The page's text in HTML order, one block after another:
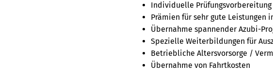
Individuelle Prüfungsvorbereitung
Prämien für sehr gute Leistungen
Übernahme spannender Azubi-
Spezielle Weiterbildungen für
Betriebliche Altersvorsorge /
Übernahme von Fahrtkosten